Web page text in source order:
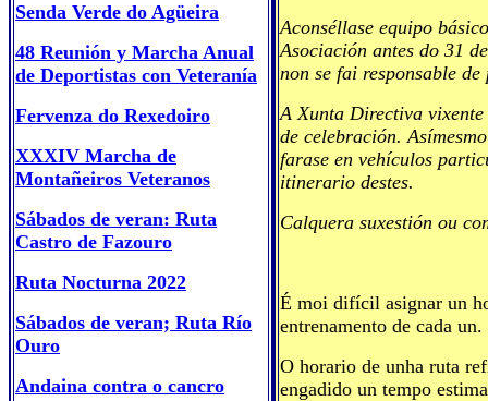
Senda Verde do Agüeira
48 Reunión y Marcha Anual
de Deportistas con Veteranía
Fervenza do Rexedoiro
XXXIV Marcha de
Montañeiros Veteranos
Sábados de veran: Ruta
Castro de Fazouro
Ruta Nocturna 2022
Sábados de veran; Ruta Río
Ouro
Andaina contra o cancro
Aconséllase equipo
Asociación antes do 31
non se fai responsable
A Xunta Directiva
de celebración.
farase en vehículos
itinerario destes.
Calquera suxestión ou
É moi difícil asignar un
entrenamento de cada un.
O horario de unha ruta
engadido un tempo